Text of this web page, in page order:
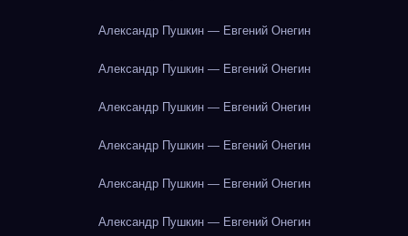
Александр Пушкин — Евгений Онегин
Александр Пушкин — Евгений Онегин
Александр Пушкин — Евгений Онегин
Александр Пушкин — Евгений Онегин
Александр Пушкин — Евгений Онегин
Александр Пушкин — Евгений Онегин